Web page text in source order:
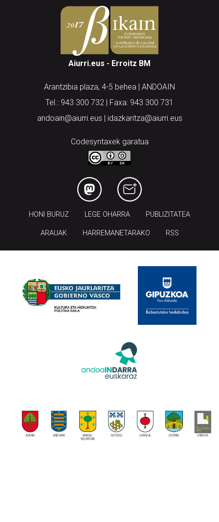
Aiurri.eus - Erroitz BM
Arantzibia plaza, 4-5 behea | ANDOAIN
Tel.: 943 300 732 | Faxa: 943 300 731
andoain@aiurri.eus | idazkaritza@aiurri.eus
Codesyntaxek garatua
HONI BURUZ LEGE OHARRA PUBLIZITATEA
ARAUAK HARREMANETARAKO RSS